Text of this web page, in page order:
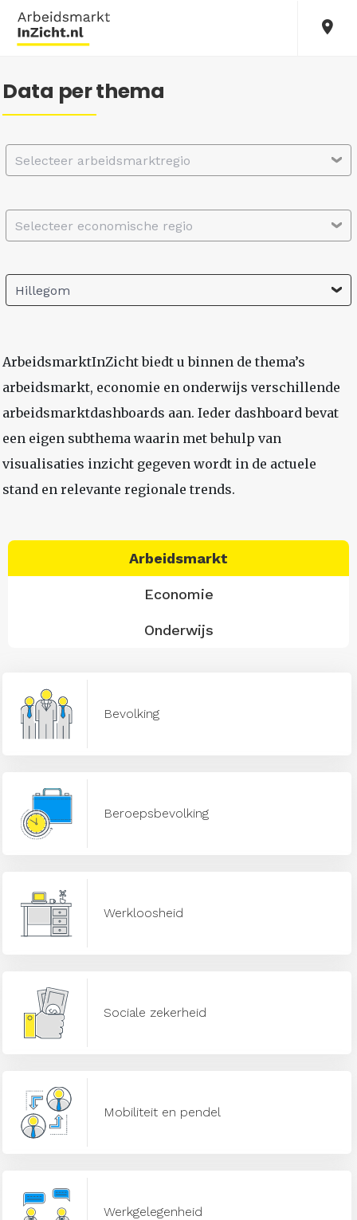
Data per thema
Selecteer arbeidsmarktregio
Selecteer economische regio
Hillegom
ArbeidsmarktInZicht biedt u binnen de thema’s
arbeidsmarkt, economie en onderwijs verschillende
arbeidsmarktdashboards aan. Ieder dashboard bevat
een eigen subthema waarin met behulp van
visualisaties inzicht gegeven wordt in de actuele
stand en relevante regionale trends.
Arbeidsmarkt
Economie
Onderwijs
Bevolking
Beroepsbevolking
Werkloosheid
Sociale zekerheid
Mobiliteit en pendel
Werkgelegenheid